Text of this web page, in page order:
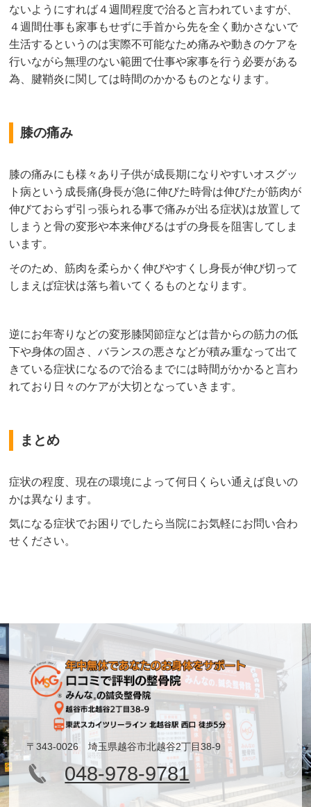
ないようにすれば４週間程度で治ると言われていますが、
４週間仕事も家事もせずに手首から先を全く動かさないで
生活するというのは実際不可能なため痛みや動きのケアを
行いながら無理のない範囲で仕事や家事を行う必要がある
為、腱鞘炎に関しては時間のかかるものとなります。
膝の痛み
膝の痛みにも様々あり子供が成長期になりやすいオスグッ
ト病という成長痛(身長が急に伸びた時骨は伸びたが筋肉が
伸びておらず引っ張られる事で痛みが出る症状)は放置して
しまうと骨の変形や本来伸びるはずの身長を阻害してしま
います。
そのため、筋肉を柔らかく伸びやすくし身長が伸び切って
しまえば症状は落ち着いてくるものとなります。
逆にお年寄りなどの変形膝関節症などは昔からの筋力の低
下や身体の固さ、バランスの悪さなどが積み重なって出て
きている症状になるので治るまでには時間がかかると言わ
れており日々のケアが大切となっていきます。
まとめ
症状の程度、現在の環境によって何日くらい通えば良いの
かは異なります。
気になる症状でお困りでしたら当院にお気軽にお問い合わ
せください。
〒343-0026 埼玉県越谷市北越谷2丁目38-9
048-978-9781